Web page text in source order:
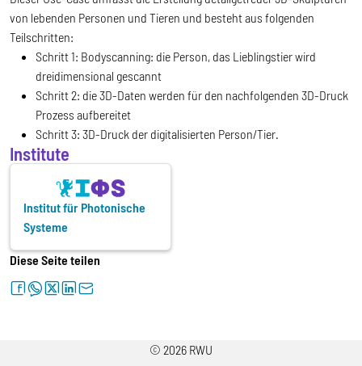
von lebenden Personen und Tieren und besteht aus folgenden
Teilschritten:
Schritt 1: Bodyscanning: die Person, das Lieblingstier wird
dreidimensional gescannt
Schritt 2: die 3D-Daten werden für den nachfolgenden 3D-Druck
Prozess aufbereitet
Schritt 3: 3D-Druck der digitalisierten Person/Tier.
Institute
Institut für Photonische
Systeme
Diese Seite teilen
facebookwhatsapptwitterlinkedinletter
© 2026 RWU